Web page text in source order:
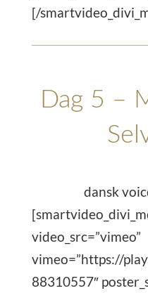
[/
Dag 5 –
dansk
video_src=”vimeo”
vimeo=”https://
88310557″